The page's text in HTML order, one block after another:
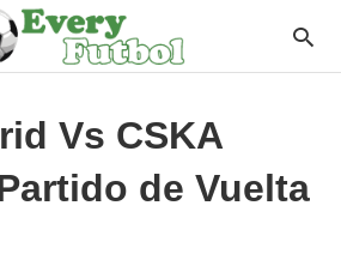
Vs CSKA
de Vuelta